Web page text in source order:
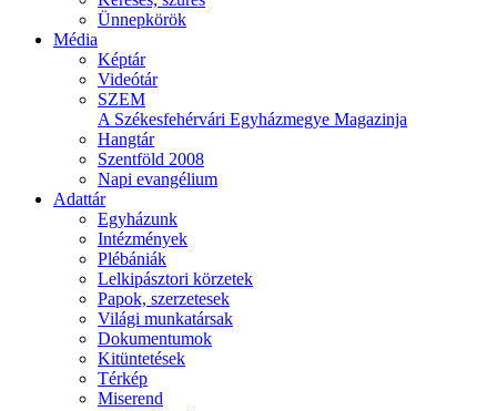
Ünnepkörök
Média
Képtár
Videótár
SZEM
A Székesfehérvári Egyházmegye Magazinja
Hangtár
Szentföld 2008
Napi evangélium
Adattár
Egyházunk
Intézmények
Plébániák
Lelkipásztori körzetek
Papok, szerzetesek
Világi munkatársak
Dokumentumok
Kitüntetések
Térkép
Miserend